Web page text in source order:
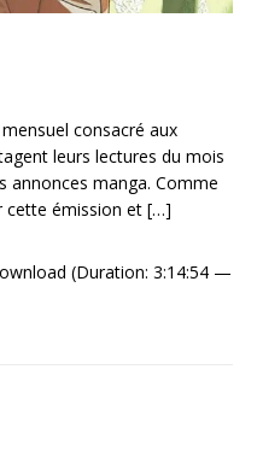
consacré aux
leurs lectures du mois
annonces manga. Comme
cette émission et […]
(Duration: 3:14:54 —